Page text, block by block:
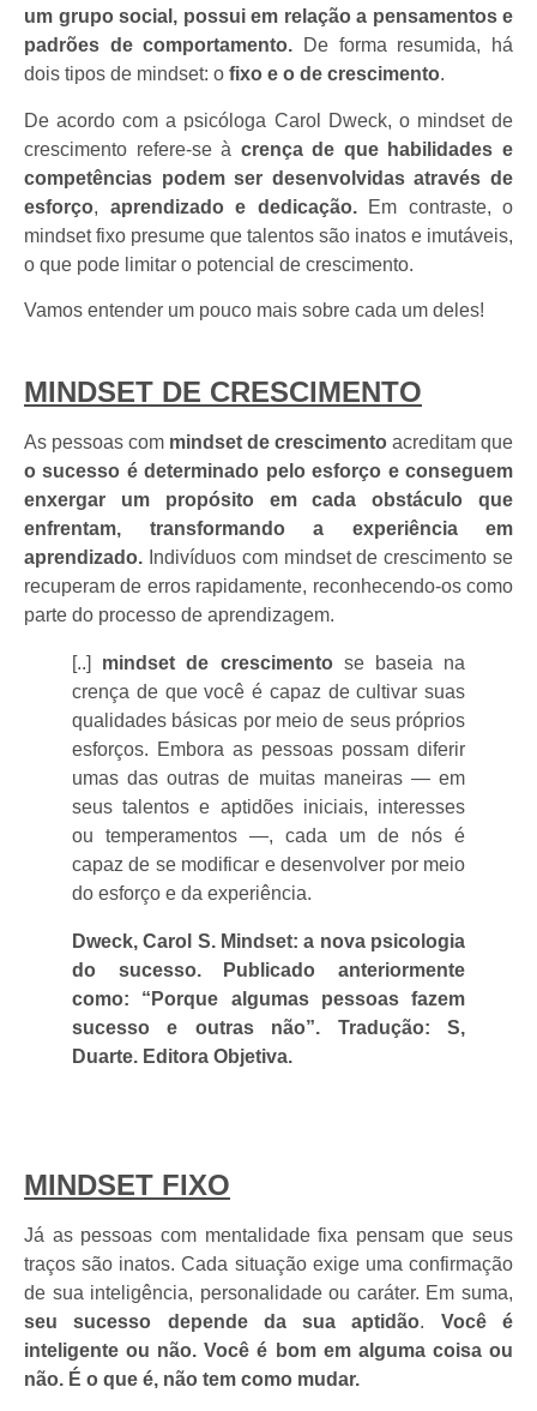
um grupo social, possui em relação a pensamentos e
padrões de comportamento.
De forma resumida, há
dois tipos de mindset: o fixo e o de crescimento.
De acordo com a psicóloga Carol Dweck, o mindset de
crescimento refere-se à crença de que habilidades e
competências podem ser desenvolvidas através de
esforço, aprendizado e dedicação.Em contraste, o
mindset fixo presume que talentos são inatos e imutáveis,
o que pode limitar o potencial de crescimento.
Vamos entender um pouco mais sobre cada um deles!
MINDSET DE CRESCIMENTO
As pessoas com mindset de crescimento acreditam que
o sucesso é determinado pelo esforço e conseguem
enxergar um propósito em cada obstáculo que
enfrentam, transformando a experiência em
aprendizado. Indivíduos com mindset de crescimento se
recuperam de erros rapidamente, reconhecendo-os como
parte do processo de aprendizagem.
[..] mindset de crescimentose baseia na
crença de que você é capaz de cultivar suas
qualidades básicas por meio de seus próprios
esforços. Embora as pessoas possam diferir
umas das outras de muitas maneiras — em
seus talentos e aptidões iniciais, interesses
ou temperamentos —, cada um de nós é
capaz de se modificar e desenvolver por meio
do esforço e da experiência.
Dweck, Carol S. Mindset: a nova psicologia
do sucesso. Publicado anteriormente
como: “Porque algumas pessoas fazem
sucesso e outras não”. Tradução: S,
Duarte. Editora Objetiva.
MINDSET FIXO
Já as pessoas com mentalidade fixa pensam que seus
traços são inatos. Cada situação exige uma confirmação
de sua inteligência, personalidade ou caráter. Em suma,
seu sucesso depende da sua aptidão. Você é
inteligente ou não. Você é bom em alguma coisa ou
não. É o que é, não tem como mudar.